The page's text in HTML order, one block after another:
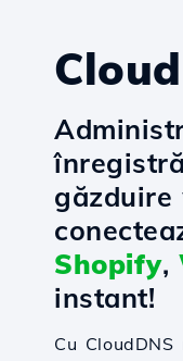
Cloud
găzduire
Shopify,
instant!
Cu